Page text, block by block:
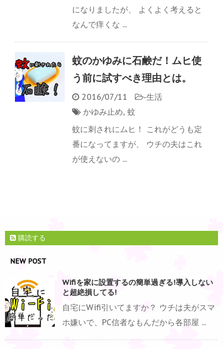
になりましたが、 よくよく考えると
なんで痒くな ...
蚊のかゆみに石鹸だ！ムヒ使
う前に試すべき理由とは。
2016/07/11 -生活
かゆみ止め, 蚊
蚊に刺されにムヒ！ これがどうも定
番になってますが、 ウチの夫はこれ
が使えないの ...
購読する
NEW POST
Wifiを家に設置するの簡単過ぎる!導入しない
と超絶損してる!
自宅にWifi引いてますか？ ウチは夫がスマ
ホ嫌いで、PC信者なもんだから各部屋 ...